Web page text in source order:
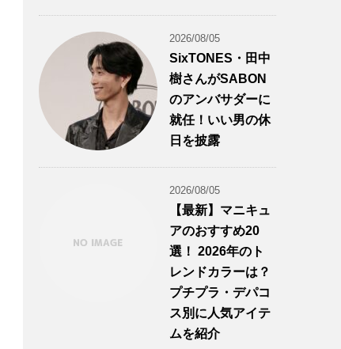
2026/08/05
SixTONES・田中
樹さんがSABON
のアンバサダーに
就任！いい男の休
日を披露
2026/08/05
【最新】マニキュ
アのおすすめ20
選！ 2026年のト
レンドカラーは？
プチプラ・デパコ
ス別に人気アイテ
ムを紹介